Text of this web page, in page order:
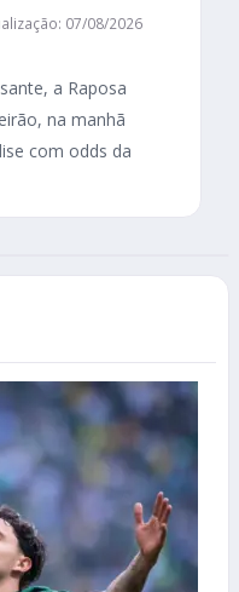
07/08/2026
a Raposa
na manhã
com odds da